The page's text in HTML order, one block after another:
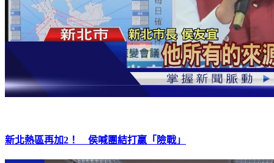
新北熱區再加2！ 侯喊團結打贏「險戰」